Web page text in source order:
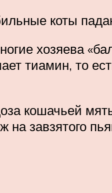
коты
хозяева
тиамин, то
кошачьей
на завзятого